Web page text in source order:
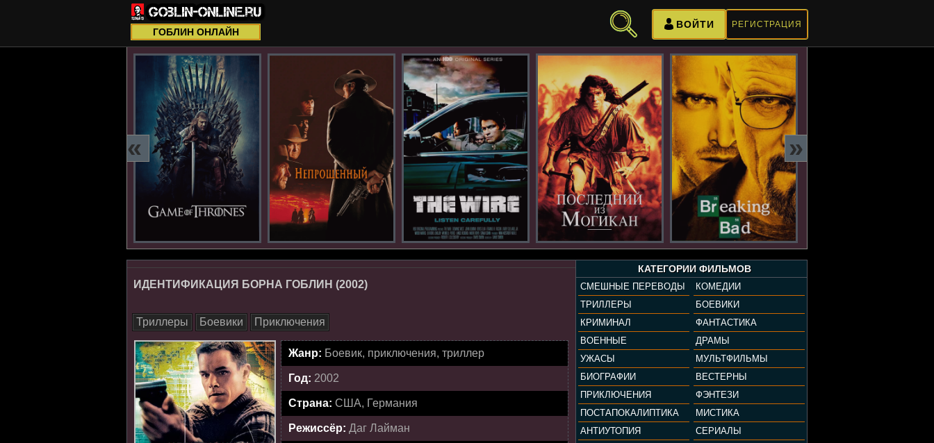
ГОБЛИН ОНЛАЙН
РЕГИСТРАЦИЯ
ВОЙТИ
« »
КАТЕГОРИИ ФИЛЬМОВ
СМЕШНЫЕ ПЕРЕВОДЫ
КОМЕДИИ
ТРИЛЛЕРЫ
БОЕВИКИ
КРИМИНАЛ
ФАНТАСТИКА
ВОЕННЫЕ
ДРАМЫ
УЖАСЫ
МУЛЬТФИЛЬМЫ
БИОГРАФИИ
ВЕСТЕРНЫ
ПРИКЛЮЧЕНИЯ
ФЭНТЕЗИ
ПОСТАПОКАЛИПТИКА
МИСТИКА
АНТИУТОПИЯ
СЕРИАЛЫ
ИДЕНТИФИКАЦИЯ БОРНА ГОБЛИН (2002)
Триллеры Боевики Приключения
Жанр: Боевик, приключения, триллер
Год: 2002
Страна: США, Германия
Режиссёр: Даг Лайман